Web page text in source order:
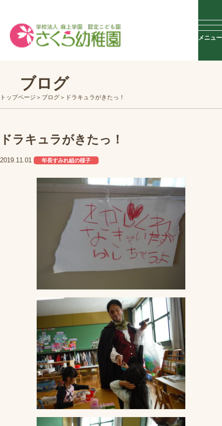
メニュー
ブログ
トップページ ブログ ドラキュラがきたっ！
ドラキュラがきたっ！
2019.11.01 年長すみれ組の様子